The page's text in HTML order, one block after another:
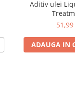
carburant. Conţinutul
Aditiv ulei
ADAUGA IN